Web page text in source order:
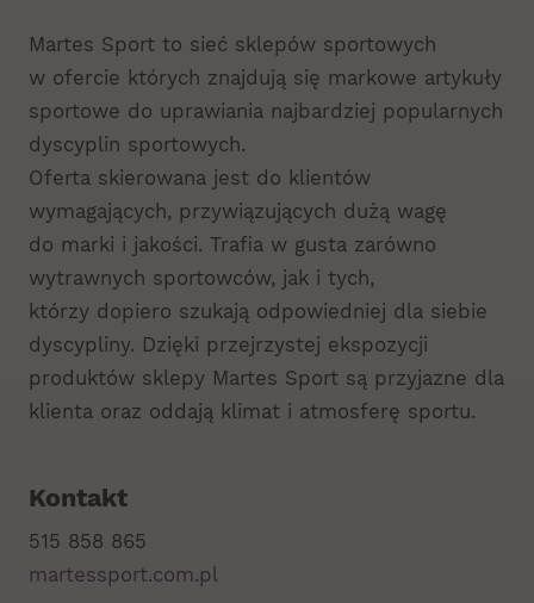
Martes Sport to sieć sklepów sportowych
w ofercie których znajdują się markowe artykuły
sportowe do uprawiania najbardziej popularnych
dyscyplin sportowych.
Oferta skierowana jest do klientów
wymagających, przywiązujących dużą wagę
do marki i jakości. Trafia w gusta zarówno
wytrawnych sportowców, jak i tych,
którzy dopiero szukają odpowiedniej dla siebie
dyscypliny. Dzięki przejrzystej ekspozycji
produktów sklepy Martes Sport są przyjazne dla
klienta oraz oddają klimat i atmosferę sportu.
Kontakt
515 858 865
martessport.com.pl